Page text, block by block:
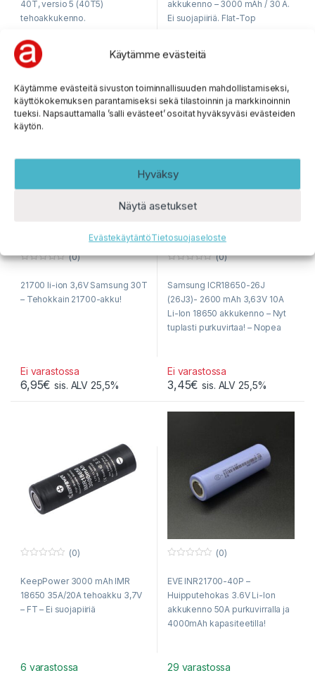
Käytämme evästeitä
Käytämme evästeitä sivuston toiminnallisuuden mahdollistamiseksi,
käyttökokemuksen parantamiseksi sekä tilastoinnin ja markkinoinnin
tueksi. Napsauttamalla ’salli evästeet’ osoitat hyväksyväsi evästeiden
käytön.
Hyväksy
Näytä asetukset
EvästekäytäntöTietosuojaseloste
o
f
5
40T, versio 5 (40T5)
tehoakkukenno.
3,95€ sis. ALV 25,5%
akkukenno – 3000 mAh / 30 A.
Ei suojapiiriä. Flat-Top
7,95€ sis. ALV 25,5%
u
o
(0)
21700 li-ion 3,6V Samsung 30T
– Tehokkain 21700-akku!
Ei varastossa
6,95€ sis. ALV 25,5%
u
t
o
f
(0)
Samsung ICR18650-26J
(26J3)- 2600 mAh 3,63V 10A
Li-Ion 18650 akkukenno – Nyt
tuplasti purkuvirtaa! – Nopea
Ei varastossa
3,45€ sis. ALV 25,5%
u
t
o
(0)
KeepPower 3000 mAh IMR
18650 35A/20A tehoakku 3,7V
– FT – Ei suojapiiriä
6 varastossa
u
t
o
f
(0)
EVE INR21700-40P –
Huipputehokas 3.6V Li-Ion
akkukenno 50A purkuvirralla ja
4000mAh kapasiteetilla!
29 varastossa